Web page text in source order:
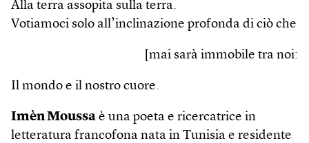
Alla terra assopita sulla terra.
Votiamoci solo all’inclinazione profonda di ciò che
[mai sarà immobile tra noi:
Il mondo e il nostro cuore.
Imèn Moussa è una poeta e ricercatrice in
letteratura francofona nata in Tunisia e residente